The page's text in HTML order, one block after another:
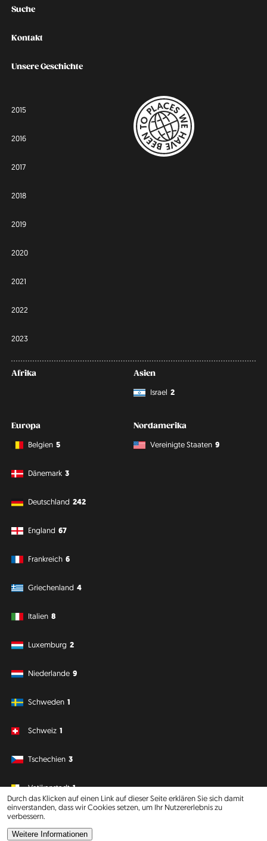
Durch das Klicken auf einen Link auf dieser Seite erklären Sie sich damit
einverstanden, dass wir Cookies setzen, um Ihr Nutzererlebnis zu
verbessern.
Weitere Informationen
Suche
Kontakt
Unsere Geschichte
2015
2016
2017
2018
2019
2020
2021
2022
2023
Afrika
Asien
Israel 2
Europa
Belgien 5
Dänemark 3
Deutschland 242
England 67
Frankreich 6
Griechenland 4
Italien 8
Luxemburg 2
Niederlande 9
Schweden 1
Schweiz 1
Tschechien 3
Vatikanstadt 1
Nordamerika
Vereinigte Staaten 9
Südamerika
Philipp J. Conrad ·